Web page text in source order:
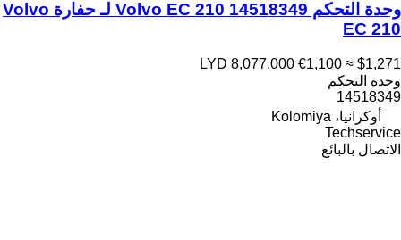
وحدة التحكم Volvo EC 210 14518349 لـ حفارة Volvo
EC 210
LYD 8,077.000 €1,100 ≈ $1,271
وحدة التحكم
14518349
أوكرانيا، Kolomiya
Techservice
الاتصال بالبائع